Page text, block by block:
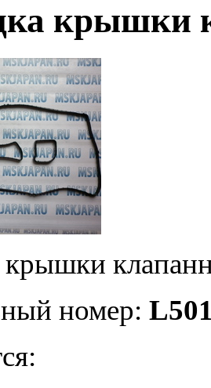
крышки
крышки
номер: